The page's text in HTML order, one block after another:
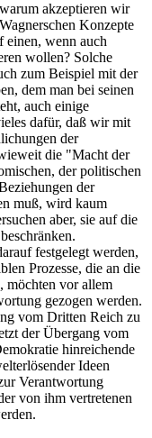
akzeptieren wir
Konzepte
einen, wenn auch
wollen? Solche
zum Beispiel mit der
dem man bei seinen
auch einige
dafür, daß wir mit
der
die "Macht der
der politischen
der
muß, wird kaum
aber, sie auf die
festgelegt werden,
Prozesse, die an die
möchten vor allem
gezogen werden.
vom Dritten Reich zu
der Übergang vom
hinreichende
Ideen
Verantwortung
von ihm vertretenen